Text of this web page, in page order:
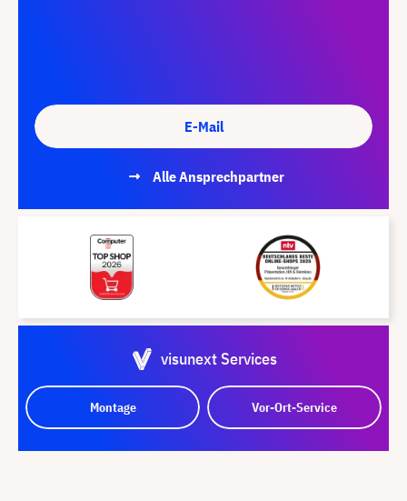
E-Mail
Alle Ansprechpartner
visunext Services
Montage Vor-Ort-Service